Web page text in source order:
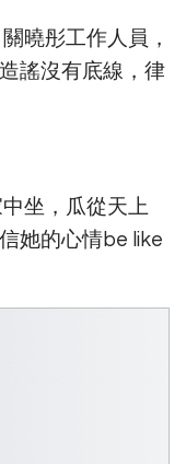
曉彤工作人員，
謠沒有底線，律
坐，瓜從天上
她的心情be like